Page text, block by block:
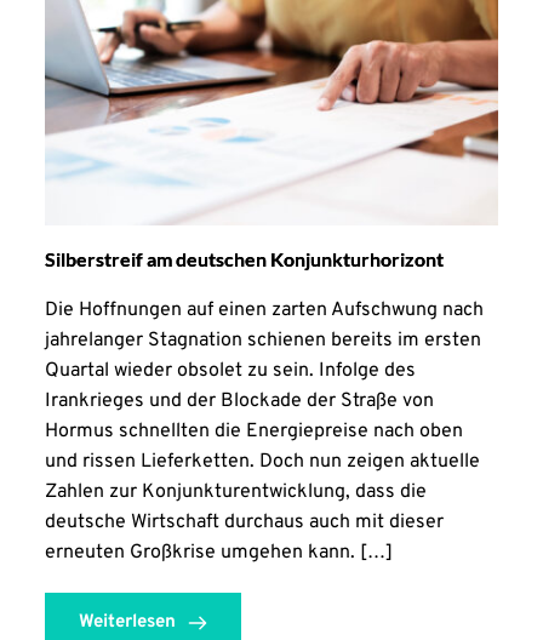
Silberstreif am deutschen Konjunkturhorizont
Die Hoffnungen auf einen zarten Aufschwung nach
jahrelanger Stagnation schienen bereits im ersten
Quartal wieder obsolet zu sein. Infolge des
Irankrieges und der Blockade der Straße von
Hormus schnellten die Energiepreise nach oben
und rissen Lieferketten. Doch nun zeigen aktuelle
Zahlen zur Konjunkturentwicklung, dass die
deutsche Wirtschaft durchaus auch mit dieser
erneuten Großkrise umgehen kann. […]
Weiterlesen